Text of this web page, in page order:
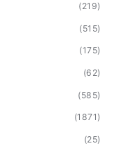
(219)
(515)
(175)
(62)
(585)
(1871)
(25)